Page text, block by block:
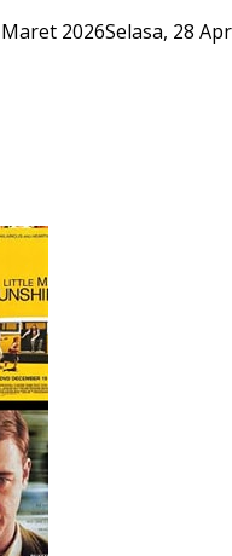
2026Selasa, 28